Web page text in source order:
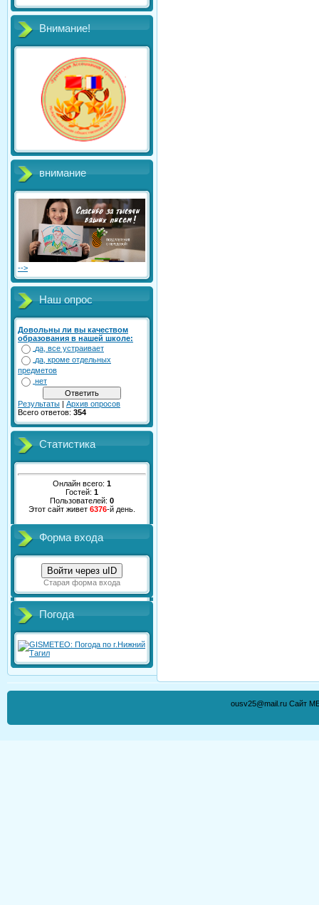
Внимание!
внимание
-->
Наш опрос
Довольны ли вы качеством
образования в нашей школе:
да, все устраивает
да, кроме отдельных
предметов
нет
Результаты | Архив опросов
Всего ответов: 354
Статистика
Онлайн всего: 1
Гостей: 1
Пользователей: 0
Этот сайт живет 6376-й день.
Форма входа
Войти через uID
Старая форма входа
Погода
ousv25@mail.ru Сайт